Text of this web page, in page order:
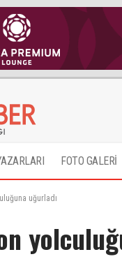
FOTO GALERİ
uğurladı